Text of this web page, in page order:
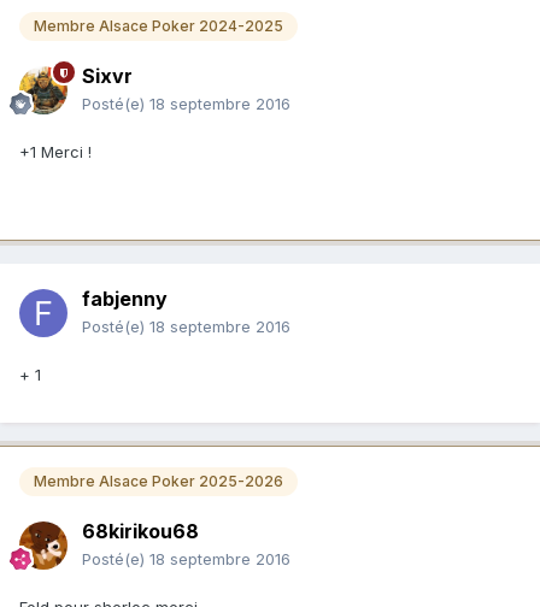
Membre Alsace Poker 2024-2025
Sixvr
Posté(e) 18 septembre 2016
+1 Merci !
fabjenny
Posté(e) 18 septembre 2016
+ 1
Membre Alsace Poker 2025-2026
68kirikou68
Posté(e) 18 septembre 2016